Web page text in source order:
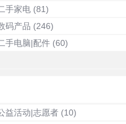
手家电 (81)
码产品 (246)
手电脑|配件 (60)
益活动|志愿者 (10)